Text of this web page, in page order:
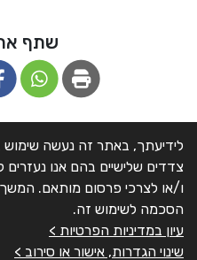
שתף
מפת האתר | הצהרת
נגישות| ניהול העדפות
Cookies
| מדיניות
פרטיות
צדדים שלישיים בהם אנו
ו/או לצרכי פרסום מותאם.
הסכמה לשימוש זה.
עיון במדיניות הפרטיות >
שינוי הגדרות, אישור או סירוב >